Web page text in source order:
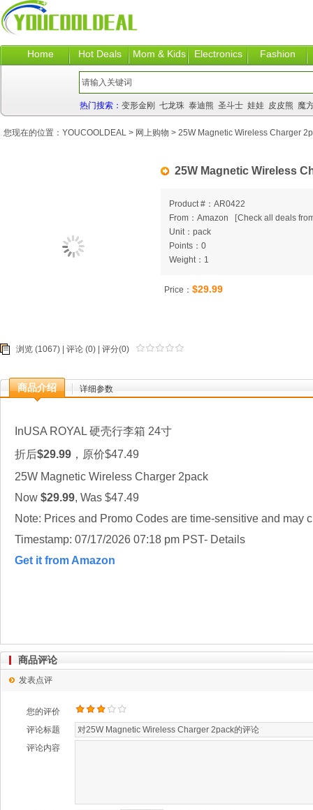
Home Hot Deals Mom & Kids Electronics Fashion
热门搜索： 变形金刚 七龙珠 泰迪熊 圣斗士 娃娃 皮皮熊 魔
25W Magnetic Wireless
Product #：AR0422
From：Amazon
[Check all deals
Unit：pack
Points：0
Weight：1
Price： $29.99
浏览 (1067) | 评论 (0) | 评分(0)
商品介绍 详细参数
InUSA ROYAL 硬壳行李箱 24寸
折后$29.99 ，原价$47.49
25W Magnetic Wireless Charger 2pack
Now $29.99, Was $47.49
Note: Prices and Promo Codes are time-sensitive and may
Timestamp: 07/17/2026 07:18 pm PST- Details
Get it from Amazon
您现在的位置： YOUCOOLDEAL > 网上购物 > 25W Magnetic Wireless Charger
商品评论
发表点评
您的评价
评论标题
评论内容